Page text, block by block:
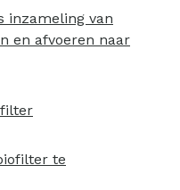
inzameling van
en afvoeren naar
te